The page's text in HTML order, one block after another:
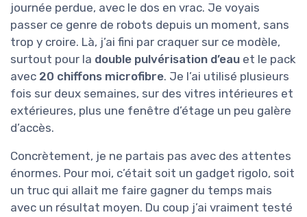
journée perdue, avec le dos en vrac. Je voyais
passer ce genre de robots depuis un moment, sans
trop y croire. Là, j’ai fini par craquer sur ce modèle,
surtout pour la double pulvérisation d’eau et le pack
avec 20 chiffons microfibre. Je l’ai utilisé plusieurs
fois sur deux semaines, sur des vitres intérieures et
extérieures, plus une fenêtre d’étage un peu galère
d’accès.
Concrètement, je ne partais pas avec des attentes
énormes. Pour moi, c’était soit un gadget rigolo, soit
un truc qui allait me faire gagner du temps mais
avec un résultat moyen. Du coup j’ai vraiment testé